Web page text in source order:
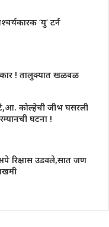
‘यु’ टर्न
! तालुक्यात खळबळ
कोल्हेची जीभ घसरली
घटना !
रिक्षास उडवले,सात जण